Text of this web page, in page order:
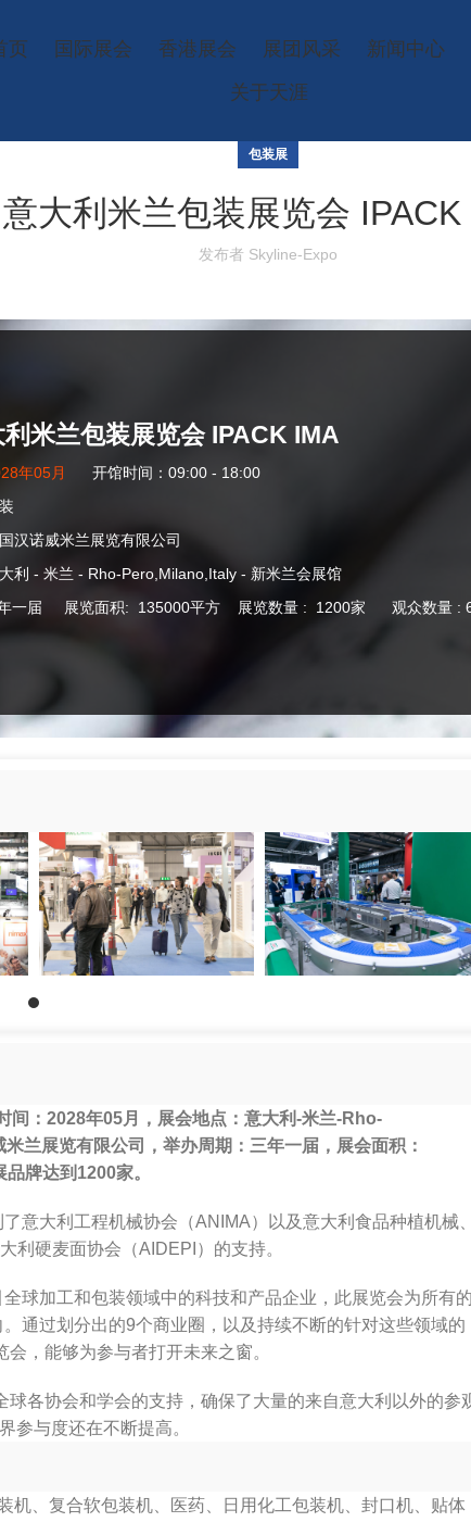
页 国际展会 香港展会 展团风采 新闻中心
关于天涯
包装展
意大利米兰包装展览会 IPACK
发布者 Skyline-Expo
米兰包装展览会 IPACK IMA
年05月
开馆时间：09:00 - 18:00
汉诺威米兰展览有限公司
利 - 米兰 - Rho-Pero,Milano,Italy - 新米兰会展馆
年一届 展览面积: 135000平方 展览数量 : 1200家 观众数量 :
间：2028年05月，展会地点：意大利-米兰-Rho-
兰展览有限公司，举办周期：三年一届，展会面积：
牌达到1200家。
意大利工程机械协会（ANIMA）以及意大利食品种植机械、
利硬麦面协会（AIDEPI）的支持。
球加工和包装领域中的科技和产品企业，此展览会为所有的
通过划分出的9个商业圈，以及持续不断的针对这些领域的
，能够为参与者打开未来之窗。
各协会和学会的支持，确保了大量的来自意大利以外的参
参与度还在不断提高。
机、复合软包装机、医药、日用化工包装机、封口机、贴体